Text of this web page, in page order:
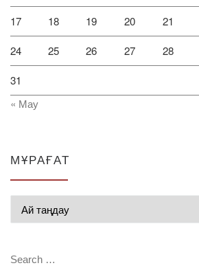
17 18 19 20 21
24 25 26 27 28
31
« Мау
МҰРАҒАТ
SEARCH